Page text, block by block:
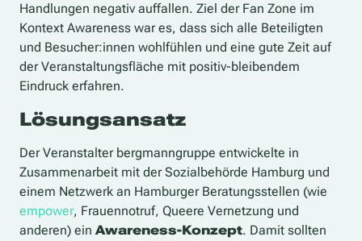
Handlungen negativ auffallen. Ziel der Fan Zone im
Kontext Awareness war es, dass sich alle Beteiligten
und Besucher:innen wohlfühlen und eine gute Zeit auf
der Veranstaltungsfläche mit positiv-bleibendem
Eindruck erfahren.
Lösungsansatz
Der Veranstalter bergmanngruppe entwickelte in
Zusammenarbeit mit der Sozialbehörde Hamburg und
einem Netzwerk an Hamburger Beratungsstellen (wie
empower, Frauennotruf, Queere Vernetzung und
anderen) ein Awareness-Konzept. Damit sollten